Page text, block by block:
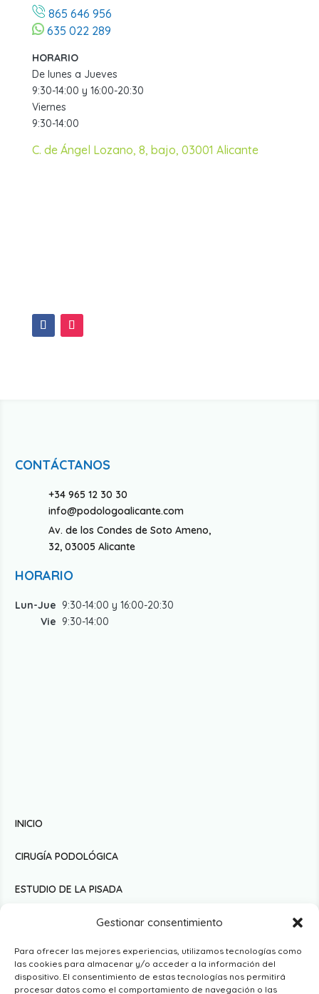
Gestionar consentimiento
Para ofrecer las mejores experiencias, utilizamos tecnologías como
las cookies para almacenar y/o acceder a la información del
dispositivo. El consentimiento de estas tecnologías nos permitirá
procesar datos como el comportamiento de navegación o las
865 646 956
635 022 289
HORARIO
De lunes a Jueves
9:30-14:00 y 16:00-20:30
Viernes
9:30-14:00
C. de Ángel Lozano, 8, bajo, 03001 Alicante
CONTÁCTANOS
+34 965 12 30 30
info@podologoalicante.com
Av. de los Condes de Soto Ameno,
32, 03005 Alicante
HORARIO
Lun-Jue 9:30-14:00 y 16:00-20:30
Vie 9:30-14:00
INICIO
CIRUGÍA PODOLÓGICA
ESTUDIO DE LA PISADA
PODOLOGÍA DEPORTIVA
PODOLOGÍA INFANTIL
PODOLOGÍA DERMATOLÓGICA